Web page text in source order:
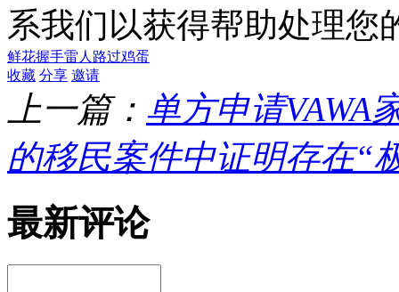
系我们以获得帮助处理您
鲜花握手雷人 路过鸡蛋
收藏 分享 邀请
上一篇： 单方申请VAWA
的移民案件中证明存在“
最新评论